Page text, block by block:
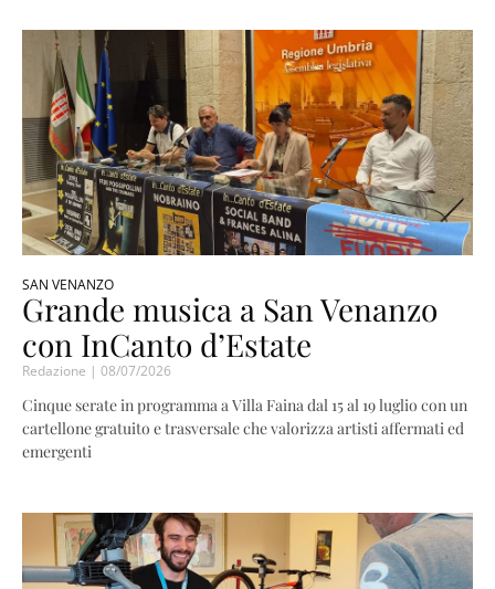
SAN VENANZO
Grande musica a San Venanzo
con InCanto d’Estate
Redazione 08/07/2026
Cinque serate in programma a Villa Faina dal 15 al 19 luglio con un
cartellone gratuito e trasversale che valorizza artisti affermati ed
emergenti